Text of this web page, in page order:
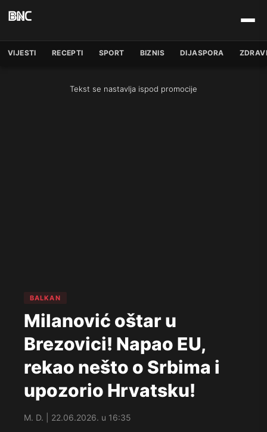
VIJESTI RECEPTI SPORT BIZNIS DIJASPORA
Tekst se nastavlja ispod promocije
BALKAN
Milanović oštar u
Brezovici! Napao EU,
rekao nešto o Srbima i
upozorio Hrvatsku!
M. D. | 22.06.2026. u 16:35